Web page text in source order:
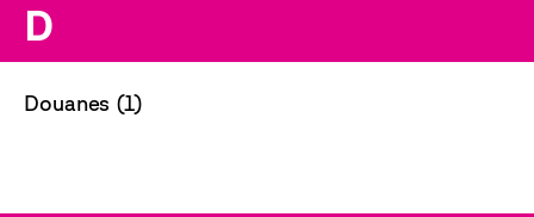
D
Douanes (1)